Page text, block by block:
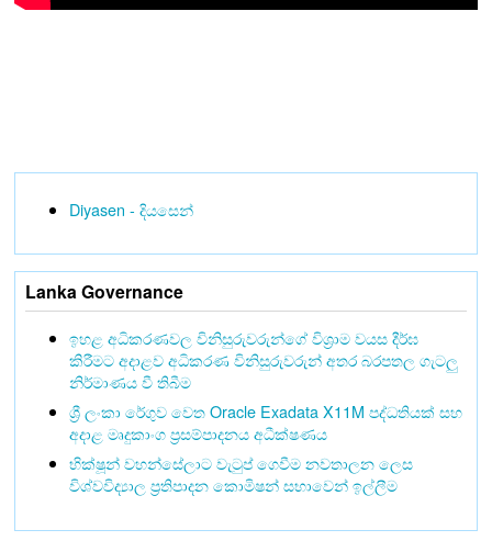
Diyasen - දියසෙන්
Lanka Governance
ඉහළ අධිකරණවල විනිසුරුවරුන්ගේ විශ්‍රාම වයස දීර්ඝ
කිරීමට අදාළව අධිකරණ විනිසුරුවරුන් අතර බරපතල ගැටලු
නිර්මාණය වී තිබීම
ශ්‍රී ලංකා රේගුව වෙත Oracle Exadata X11M පද්ධතියක් සහ
අදාළ මෘදුකාංග ප්‍රසම්පාදනය අධීක්ෂණය
භික්ෂූන් වහන්සේලාට වැටුප් ගෙවීම නවතාලන ලෙස
විශ්වවිද්‍යාල ප්‍රතිපාදන කොමිෂන් සභාවෙන් ඉල්ලීම